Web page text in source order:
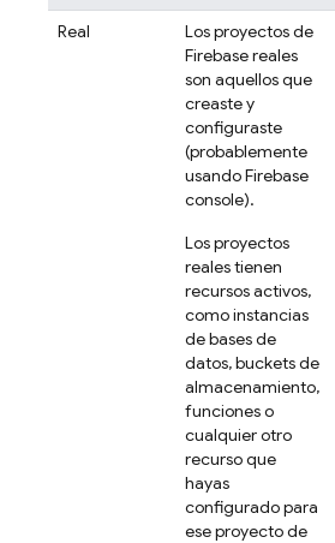
Real
Los proyectos de
Firebase reales
son aquellos que
creaste y
configuraste
(probablemente
usandoFirebase
console).
Los proyectos
reales tienen
recursos activos,
como instancias
de bases de
datos, buckets de
almacenamiento,
funciones o
cualquier otro
recurso que
hayas
configurado para
ese proyecto de